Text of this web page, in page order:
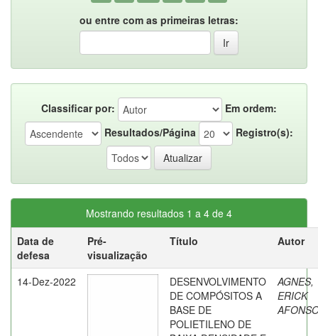
ou entre com as primeiras letras:
Classificar por:
Em ordem:
Resultados/Página
Registro(s):
Mostrando resultados 1 a 4 de 4
Data de
defesa
Pré-
visualização
Título Autor
14-Dez-2022
DESENVOLVIMENTO
DE COMPÓSITOS A
BASE DE
POLIETILENO DE
AGNES,
ERICK